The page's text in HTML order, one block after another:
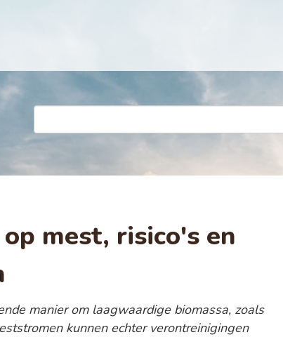
mest, risico's en
manier om laagwaardige biomassa, zoals
kunnen echter verontreinigingen